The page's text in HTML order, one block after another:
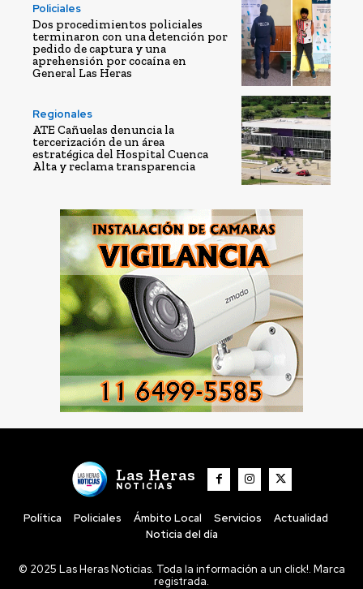
Policiales
Dos procedimientos policiales
terminaron con una detención por
pedido de captura y una
aprehensión por cocaína en
General Las Heras
Regionales
ATE Cañuelas denuncia la
tercerización de un área
estratégica del Hospital Cuenca
Alta y reclama transparencia
Las Heras
NOTICIAS
Política Policiales Ámbito Local Servicios
Actualidad
Noticia del día
© 2025 Las Heras Noticias. Toda la información a un click!. Marca
registrada.